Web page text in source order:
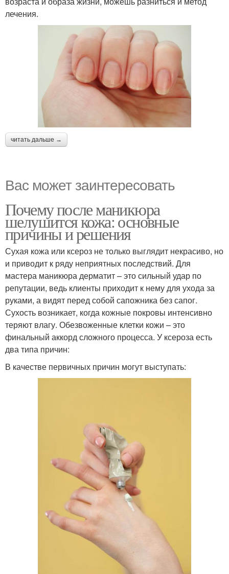
лечения.
читать дальше →
Вас может заинтересовать
Почему после маникюра
шелушится кожа: основные
причины и решения
Сухая кожа или ксероз не только выглядит некрасиво, но
и приводит к ряду неприятных последствий. Для
мастера маникюра дерматит – это сильный удар по
репутации, ведь клиенты приходит к нему для ухода за
руками, а видят перед собой сапожника без сапог.
Сухость возникает, когда кожные покровы интенсивно
теряют влагу. Обезвоженные клетки кожи – это
финальный аккорд сложного процесса. У ксероза есть
два типа причин:
В качестве первичных причин могут выступать: